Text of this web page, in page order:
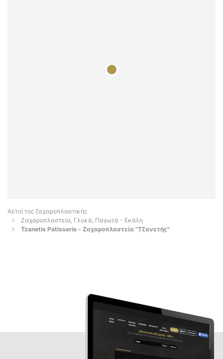
Αετοί της ζαχαροπλαστικής
Ζαχαροπλαστεία, Γλυκά, Παγωτά - Εκάλη
Tzanetis Patisserie - Ζαχαροπλαστεία "Τζανετής"